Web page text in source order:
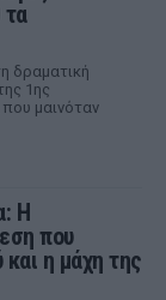
τα
δραματική
1ης
μαινόταν
Η
που
η μάχη της